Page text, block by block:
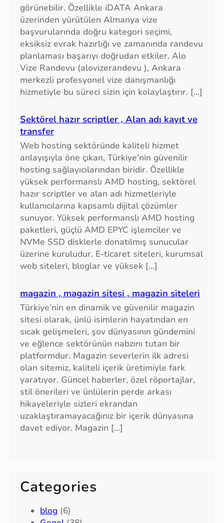
görünebilir. Özellikle iDATA Ankara
üzerinden yürütülen Almanya vize
başvurularında doğru kategori seçimi,
eksiksiz evrak hazırlığı ve zamanında randevu
planlaması başarıyı doğrudan etkiler. Alo
Vize Randevu (alovizerandevu ), Ankara
merkezli profesyonel vize danışmanlığı
hizmetiyle bu süreci sizin için kolaylaştırır. […]
Sektörel hazır scriptler , Alan adı kayıt ve
transfer
Web hosting sektöründe kaliteli hizmet
anlayışıyla öne çıkan, Türkiye’nin güvenilir
hosting sağlayıcılarından biridir. Özellikle
yüksek performanslı AMD hosting, sektörel
hazır scriptler ve alan adı hizmetleriyle
kullanıcılarına kapsamlı dijital çözümler
sunuyor. Yüksek performanslı AMD hosting
paketleri, güçlü AMD EPYC işlemciler ve
NVMe SSD disklerle donatılmış sunucular
üzerine kuruludur. E-ticaret siteleri, kurumsal
web siteleri, bloglar ve yüksek […]
magazin , magazin sitesi , magazin siteleri
Türkiye’nin en dinamik ve güvenilir magazin
sitesi olarak, ünlü isimlerin hayatından en
sıcak gelişmeleri, şov dünyasının gündemini
ve eğlence sektörünün nabzını tutan bir
platformdur. Magazin severlerin ilk adresi
olan sitemiz, kaliteli içerik üretimiyle fark
yaratıyor. Güncel haberler, özel röportajlar,
stil önerileri ve ünlülerin perde arkası
hikayeleriyle sizleri ekrandan
uzaklaştıramayacağınız bir içerik dünyasına
davet ediyor. Magazin […]
Categories
blog (6)